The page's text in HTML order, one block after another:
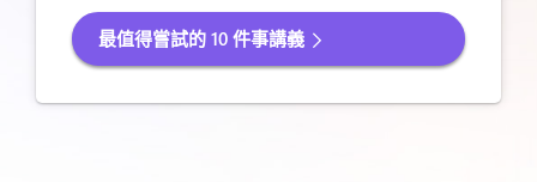
最值得嘗試的 10 件事講義